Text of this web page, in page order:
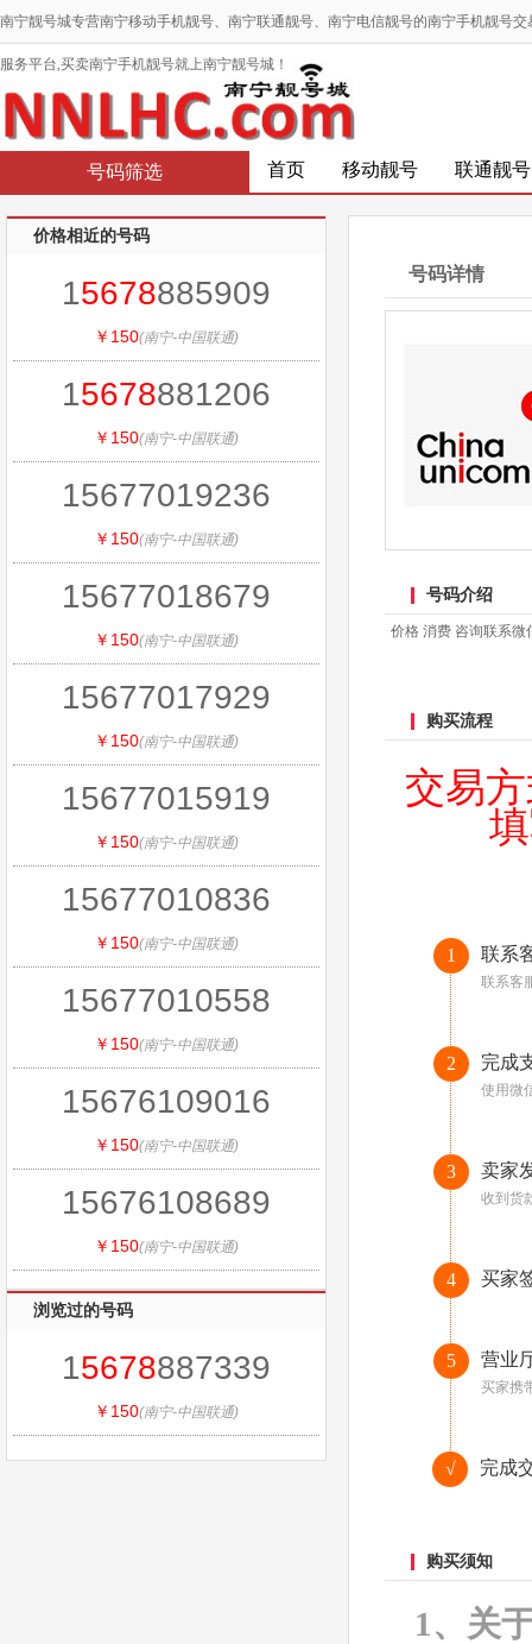
南宁靓号城专营南宁移动手机靓号、南宁联通靓号、南宁电信靓号的南宁手机靓号
服务平台,买卖南宁手机靓号就上南宁靓号城！
号码筛选 首页 移动靓号 联通靓号
价格相近的号码
15678885909
￥150(南宁-中国联通)
15678881206
￥150(南宁-中国联通)
15677019236
￥150(南宁-中国联通)
15677018679
￥150(南宁-中国联通)
15677017929
￥150(南宁-中国联通)
15677015919
￥150(南宁-中国联通)
15677010836
￥150(南宁-中国联通)
15677010558
￥150(南宁-中国联通)
15676109016
￥150(南宁-中国联通)
15676108689
￥150(南宁-中国联通)
浏览过的号码
15678887339
￥150(南宁-中国联通)
号码详情
号码介绍
价格 消费 咨询联系微
购买流程
交易
1 联系
联系客
2 完成
使用微
3 卖家
收到货
4 买家
5 营业
买家携
√ 完成
购买须知
1、关